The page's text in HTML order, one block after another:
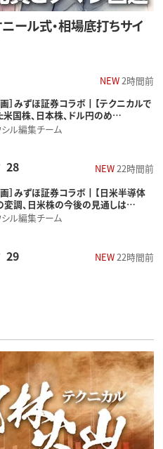
ール式・相場底打ちサイ
NEW2時間前
画］みずほ証券コラボ┃【テクニカルで
米国株、日本株、ドル円のめ…
シル編集チーム
NEW22時間前
28
画］みずほ証券コラボ┃【日米半導体
変調、日米株の今後の見通しは…
シル編集チーム
NEW22時間前
29